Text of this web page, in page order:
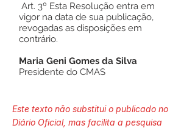
Art. 3º Esta Resolução entra em
vigor na data de sua publicação,
revogadas as disposições em
contrário.
Maria Geni Gomes da Silva
Presidente do CMAS
Este texto não substitui o publicado no
Diário Oficial, mas facilita a pesquisa